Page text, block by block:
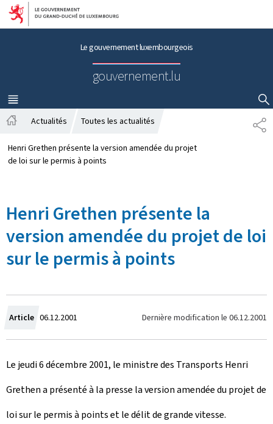
Aller au menu principal
Aller au contenu
Le gouvernement luxembourgeois
gouvernement.lu
MENU
PRINCIPAL
AFFICHER / MASQUER LA RECHERCHE
P
A
c
c
l
Actualités Toutes les actualités
Henri Grethen présente la version amendée du projet
de loi sur le permis à points
Henri Grethen présente la
version amendée du projet de loi
sur le permis à points
Article C
r
é
e
l
06.12.2001 Dernière modification le 06.12.2001
Le jeudi 6 décembre 2001, le ministre des Transports Henri
Grethen a présenté à la presse la version amendée du projet de
loi sur le permis à points et le délit de grande vitesse.